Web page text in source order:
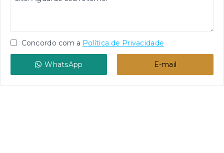
Concordo com a Política de Privacidade
WhatsApp E-mail